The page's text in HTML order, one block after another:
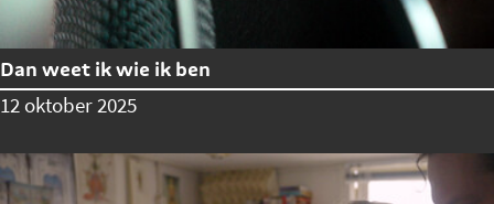
Dan weet ik wie ik ben
12 oktober 2025